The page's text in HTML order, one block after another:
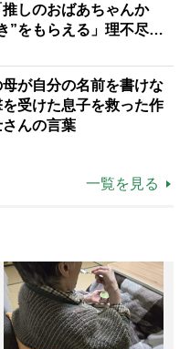
しのおばあちゃんか
”をもらえる」理不尽さ
しい」
が自分の名前を書けな
受けた息子を救った作
んの言葉
一覧を見る